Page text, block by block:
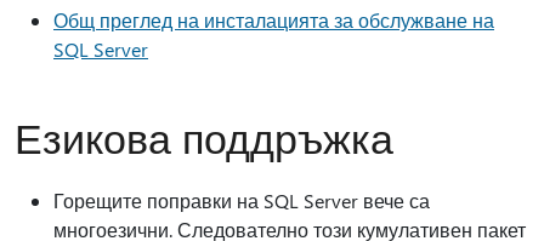
Общ преглед на инсталацията за обслужване на
SQL Server
Езикова поддръжка
Горещите поправки на SQL Server вече са
многоезични. Следователно този кумулативен пакет